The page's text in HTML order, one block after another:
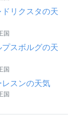
リクスタの天
国
スボルグの天
国
スンの天気
国